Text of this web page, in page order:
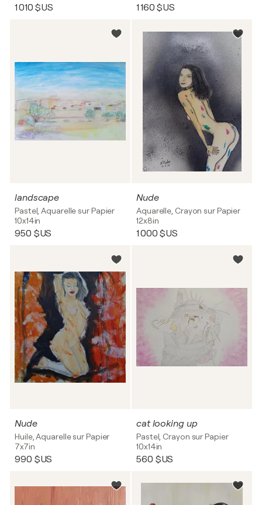
1 010 $US 1 160 $US
landscape
Pastel, Aquarelle sur Papier
10x14in
950 $US
Nude
Aquarelle, Crayon sur Papier
12x8in
1 000 $US
Nude
Huile, Aquarelle sur Papier
7x7in
990 $US
cat looking up
Pastel, Crayon sur Papier
10x14in
560 $US